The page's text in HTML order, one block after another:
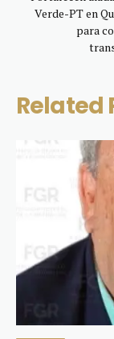
Verde-PT en
para
Related